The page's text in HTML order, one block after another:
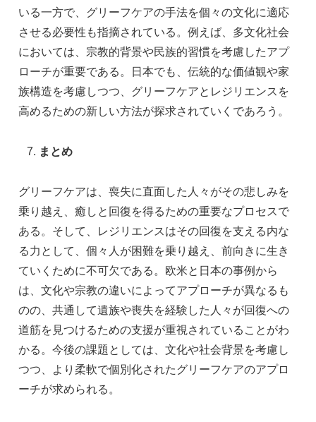
いる一方で、グリーフケアの手法を個々の文化に適応
させる必要性も指摘されている。例えば、多文化社会
においては、宗教的背景や民族的習慣を考慮したアプ
ローチが重要である。日本でも、伝統的な価値観や家
族構造を考慮しつつ、グリーフケアとレジリエンスを
高めるための新しい方法が探求されていくであろう。
まとめ
グリーフケアは、喪失に直面した人々がその悲しみを
乗り越え、癒しと回復を得るための重要なプロセスで
ある。そして、レジリエンスはその回復を支える内な
る力として、個々人が困難を乗り越え、前向きに生き
ていくために不可欠である。欧米と日本の事例から
は、文化や宗教の違いによってアプローチが異なるも
のの、共通して遺族や喪失を経験した人々が回復への
道筋を見つけるための支援が重視されていることがわ
かる。今後の課題としては、文化や社会背景を考慮し
つつ、より柔軟で個別化されたグリーフケアのアプロ
ーチが求められる。